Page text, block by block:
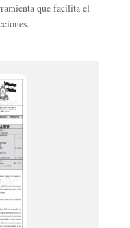
que facilita el